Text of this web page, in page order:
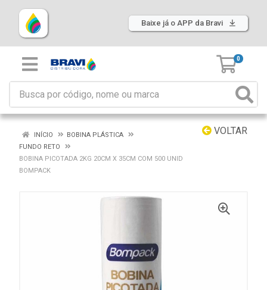
Baixe já o APP da Bravi
0
VOLTAR
INÍCIO
BOBINA PLÁSTICA
FUNDO RETO
BOBINA PICOTADA 2KG 20CM X 35CM COM 500 UNID
BOMPACK